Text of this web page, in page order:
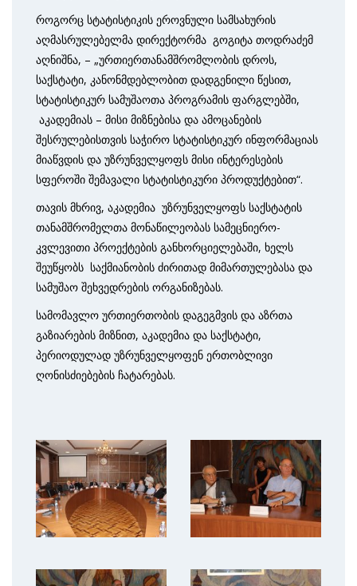
როგორც სტატისტიკის ეროვნული სამსახურის
აღმასრულებელმა დირექტორმა გოგიტა თოდრაძემ
აღნიშნა, – „ურთიერთანამშრომლობის დროს,
საქსტატი, კანონმდებლობით დადგენილი წესით,
სტატისტიკურ სამუშაოთა პროგრამის ფარგლებში,
აკადემიას – მისი მიზნებისა და ამოცანების
შესრულებისთვის საჭირო სტატისტიკურ ინფორმაციას
მიაწვდის და უზრუნველყოფს მისი ინტერესების
სფეროში შემავალი სტატისტიკური პროდუქტებით“.
თავის მხრივ, აკადემია უზრუნველყოფს საქსტატის
თანამშრომელთა მონაწილეობას სამეცნიერო-
კვლევითი პროექტების განხორციელებაში, ხელს
შეუწყობს საქმიანობის ძირითად მიმართულებასა და
სამუშაო შეხვედრების ორგანიზებას.
სამომავლო ურთიერთობის დაგეგმვის და აზრთა
გაზიარების მიზნით, აკადემია და საქსტატი,
პერიოდულად უზრუნველყოფენ ერთობლივი
ღონისძიებების ჩატარებას.